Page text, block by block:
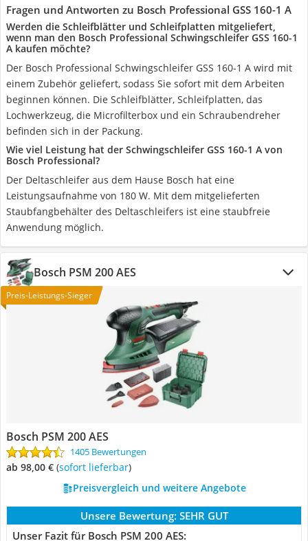
Fragen und Antworten zu Bosch Professional GSS 160-1 A
Werden die Schleifblätter und Schleifplatten mitgeliefert,
wenn man den Bosch Professional Schwingschleifer GSS 160-1
A kaufen möchte?
Der Bosch Professional Schwingschleifer GSS 160-1 A wird mit
einem Zubehör geliefert, sodass Sie sofort mit dem Arbeiten
beginnen können. Die Schleifblätter, Schleifplatten, das
Lochwerkzeug, die Microfilterbox und ein Schraubendreher
befinden sich in der Packung.
Wie viel Leistung hat der Schwingschleifer GSS 160-1 A von
Bosch Professional?
Der Deltaschleifer aus dem Hause Bosch hat eine
Leistungsaufnahme von 180 W. Mit dem mitgelieferten
Staubfangbehälter des Deltaschleifers ist eine staubfreie
Anwendung möglich.
Bosch PSM 200 AES
Preis-Leistungs-Sieger
Bosch PSM 200 AES
1405 Bewertungen
ab 98,00 € ( Sofort lieferbar)
Preisvergleich und weitere Angebote
Unsere Bewertung: SEHR GUT
Unser Fazit für Bosch PSM 200 AES: